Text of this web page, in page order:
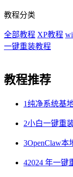
教程分类
全部教程 XP教程
一键重装教程
教程推荐
1纯净系统基
2小白一键重
3OpenClaw
42024 年一键